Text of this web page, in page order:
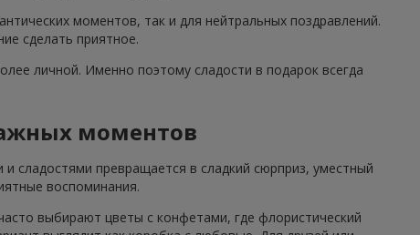
моментов, так и для нейтральных поздравлений.
сделать приятное.
личной. Именно поэтому сладости в подарок всегда
моментов
превращается в сладкий сюрприз, уместный
воспоминания.
выбирают цветы с конфетами, где флористический